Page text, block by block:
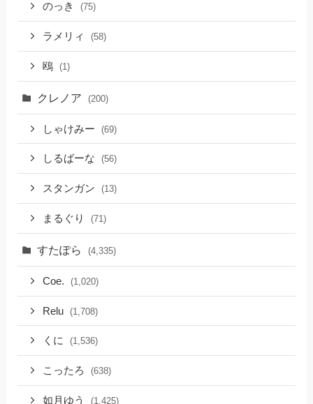
のっき (75)
ラメリィ (58)
鴎 (1)
クレノア (200)
しゃけみー (69)
しるばーな (56)
スタンガン (13)
まるぐり (71)
すたぽら (4,335)
Coe. (1,020)
Relu (1,708)
くに (1,536)
こったろ (638)
如月ゆう (1,425)